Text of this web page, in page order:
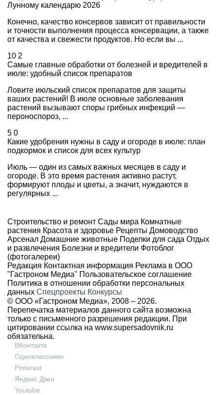
Лунному календарю 2026
Конечно, качество консервов зависит от правильности
и точности выполнения процесса консервации, а также
от качества и свежести продуктов. Но если вы ...
10 2
Самые главные обработки от болезней и вредителей в
июле: удобный список препаратов
Ловите июльский список препаратов для защиты
ваших растений! В июле основные заболевания
растений вызывают споры грибных инфекций —
пероноспороз, ...
5 0
Какие удобрения нужны в саду и огороде в июле: план
подкормок и список для всех культур
Июль — один из самых важных месяцев в саду и
огороде. В это время растения активно растут,
формируют плоды и цветы, а значит, нуждаются в
регулярных ...
Строительство и ремонт Сады мира Комнатные
растения Красота и здоровье Рецепты Домоводство
Арсенал Домашние животные Поделки для сада Отдых
и развлечения Болезни и вредители Фотоблог
(фотогалереи)
Редакция Контактная информация Реклама в ООО
"Гастроном Медиа" Пользовательское соглашение
Политика в отношении обработки персональных
данных Спецпроекты Конкурсы
© ООО «Гастроном Медиа», 2008 – 2026.
Перепечатка материалов данного сайта возможна
только с письменного разрешения редакции. При
цитировании ссылка на www.supersadovnik.ru
обязательна.
ВКонтакте
Одноклассники
Pinterest
Яндекс Дзен
Youtube